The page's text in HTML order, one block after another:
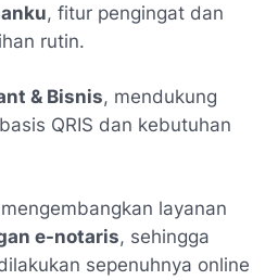
, fitur pengingat dan
rutin.
& Bisnis, mendukung
QRIS dan kebutuhan
layanan
e-notaris, sehingga
sepenuhnya online